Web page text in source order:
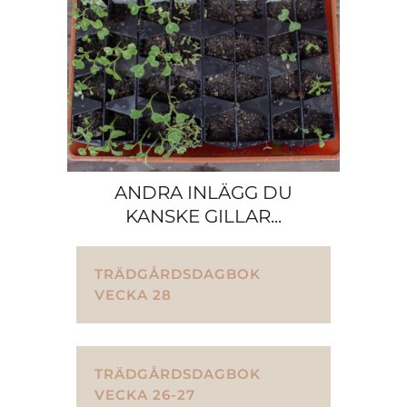
ANDRA INLÄGG DU
KANSKE GILLAR...
TRÄDGÅRDSDAGBOK
VECKA 28
TRÄDGÅRDSDAGBOK
VECKA 26-27